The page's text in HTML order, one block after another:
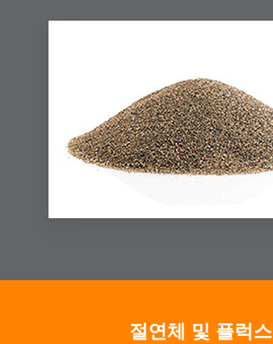
절연체 및 플럭스